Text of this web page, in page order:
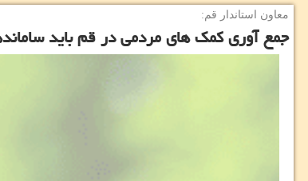
معاون استاندار قم:
جمع آوری كمك های مردمی در قم باید